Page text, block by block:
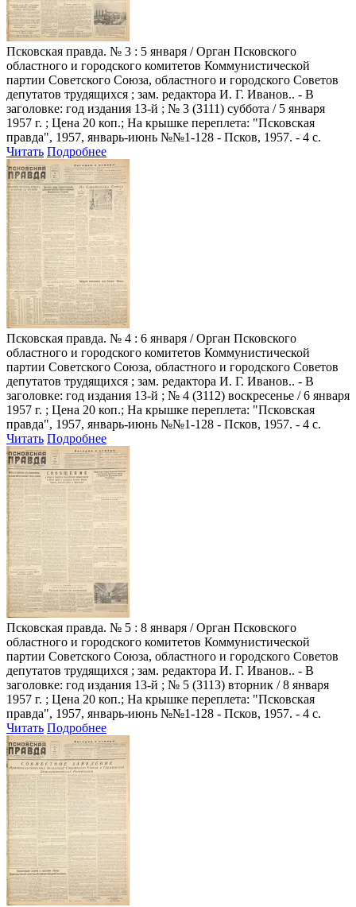
Псковская правда. № 3 : 5 января / Орган Псковского
областного и городского комитетов Коммунистической
партии Советского Союза, областного и городского Советов
депутатов трудящихся ; зам. редактора И. Г. Иванов.. - В
заголовке: год издания 13-й ; № 3 (3111) суббота / 5 января
1957 г. ; Цена 20 коп.; На крышке переплета: "Псковская
правда", 1957, январь-июнь №№1-128 - Псков, 1957. - 4 с.
Читать Подробнее
Псковская правда. № 4 : 6 января / Орган Псковского
областного и городского комитетов Коммунистической
партии Советского Союза, областного и городского Советов
депутатов трудящихся ; зам. редактора И. Г. Иванов.. - В
заголовке: год издания 13-й ; № 4 (3112) воскресенье / 6 января
1957 г. ; Цена 20 коп.; На крышке переплета: "Псковская
правда", 1957, январь-июнь №№1-128 - Псков, 1957. - 4 с.
Читать Подробнее
Псковская правда. № 5 : 8 января / Орган Псковского
областного и городского комитетов Коммунистической
партии Советского Союза, областного и городского Советов
депутатов трудящихся ; зам. редактора И. Г. Иванов.. - В
заголовке: год издания 13-й ; № 5 (3113) вторник / 8 января
1957 г. ; Цена 20 коп.; На крышке переплета: "Псковская
правда", 1957, январь-июнь №№1-128 - Псков, 1957. - 4 с.
Читать Подробнее